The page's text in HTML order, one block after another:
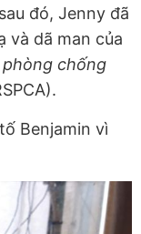
đó, Jenny đã
và dã man của
chống
Benjamin vì